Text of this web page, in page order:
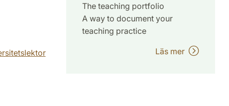
The teaching portfolio
A way to document your
teaching practice
Läs mer